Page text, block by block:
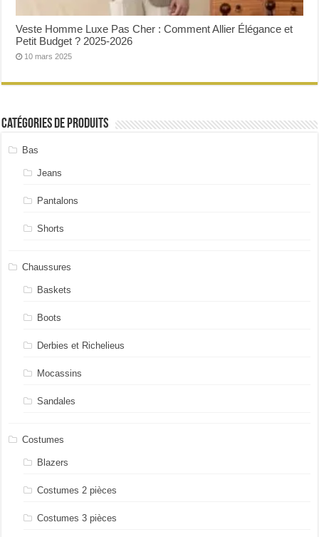
Veste Homme Luxe Pas Cher : Comment Allier Élégance et
Petit Budget ? 2025-2026
10 mars 2025
Catégories de produits
Bas
Jeans
Pantalons
Shorts
Chaussures
Baskets
Boots
Derbies et Richelieus
Mocassins
Sandales
Costumes
Blazers
Costumes 2 pièces
Costumes 3 pièces